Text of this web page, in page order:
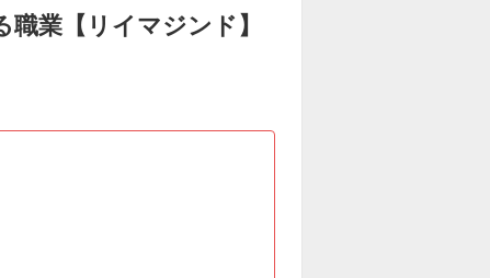
職業【リイマジンド】